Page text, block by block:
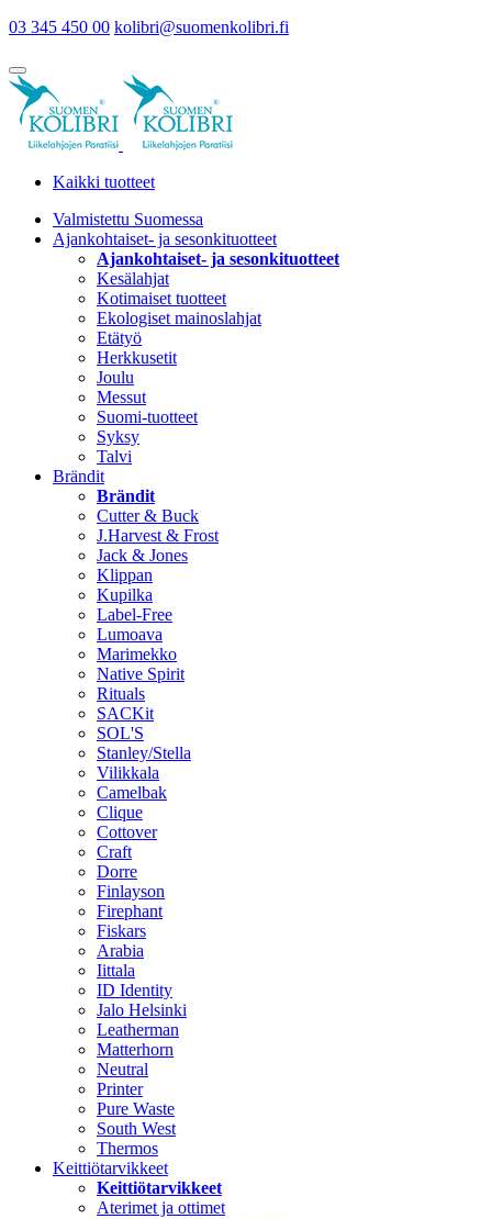
03 345 450 00 kolibri@suomenkolibri.fi
Kaikki tuotteet
Valmistettu Suomessa
Ajankohtaiset- ja sesonkituotteet
Ajankohtaiset- ja sesonkituotteet
Kesälahjat
Kotimaiset tuotteet
Ekologiset mainoslahjat
Etätyö
Herkkusetit
Joulu
Messut
Suomi-tuotteet
Syksy
Talvi
Brändit
Brändit
Cutter & Buck
J.Harvest & Frost
Jack & Jones
Klippan
Kupilka
Label-Free
Lumoava
Marimekko
Native Spirit
Rituals
SACKit
SOL'S
Stanley/Stella
Vilikkala
Camelbak
Clique
Cottover
Craft
Dorre
Finlayson
Firephant
Fiskars
Arabia
Iittala
ID Identity
Jalo Helsinki
Leatherman
Matterhorn
Neutral
Printer
Pure Waste
South West
Thermos
Keittiötarvikkeet
Keittiötarvikkeet
Aterimet ja ottimet